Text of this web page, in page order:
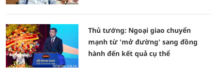
Thủ tướng: Ngoại giao chuyển
mạnh từ 'mở đường' sang đồng
hành đến kết quả cụ thể